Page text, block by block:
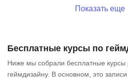
Показать еще
Бесплатные курсы по
Ниже мы собрали бесплатные
геймдизайну. В основном, это